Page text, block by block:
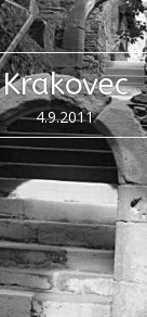
Krakovec
4.9.2011